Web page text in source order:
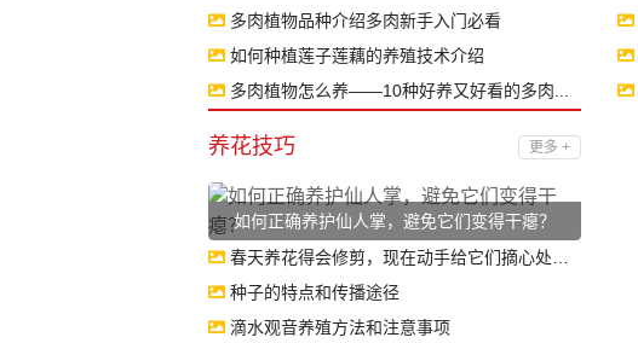
多肉植物品种介绍多肉新手入门必看
如何种植莲子莲藕的养殖技术介绍
多肉植物怎么养——10种好养又好看的多肉...
养花技巧 更多 +
如何正确养护仙人掌，避免它们变得干瘪？
春天养花得会修剪，现在动手给它们摘心处理...
种子的特点和传播途径
滴水观音养殖方法和注意事项